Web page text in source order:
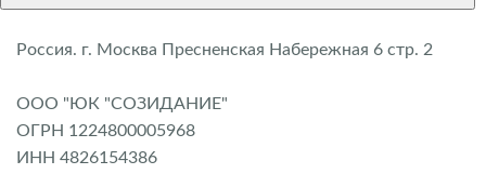
Россия. г. Москва Пресненская Набережная 6 стр. 2
ООО "ЮК "СОЗИДАНИЕ"
ОГРН 1224800005968
ИНН 4826154386